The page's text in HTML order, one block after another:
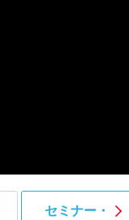
セミナー・